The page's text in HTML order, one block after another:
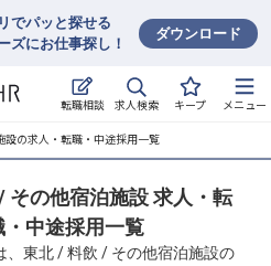
でパッと探せる
ズにお仕事探し！
ダウンロード
転職相談 求人検索 キープ メニュー
探す
合同説明会
設の求人・転職・中途採用一覧
その他宿泊施設 求人・転
・中途採用一覧
、東北 / 料飲 / その他宿泊施設の